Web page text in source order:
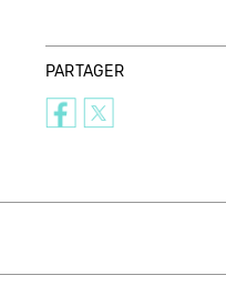
PARTAGER